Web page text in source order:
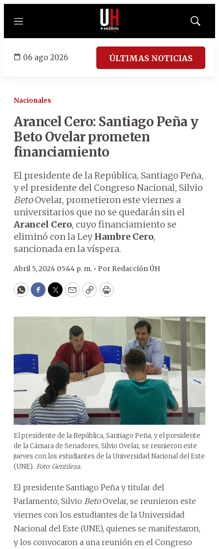
Menú
Mostrar
06 ago 2026 ÚLTIMAS NOTICIAS
Nacionales
Arancel Cero: Santiago Peña y
Beto Ovelar prometen
financiamiento
El presidente de la República, Santiago Peña,
y el presidente del Congreso Nacional, Silvio
BetoOvelar, prometieron este viernes a
universitarios que no se quedarán sin el
Arancel Cero, cuyo financiamiento se
eliminó con la LeyHambre Cero,
sancionada en la víspera.
Abril 5, 2024 05:44 p. m. • Por Redacción ÚH
WhatsApp
Facebook
Twitter
EmailCopyPrint
El presidente de la República, Santiago Peña, y el presidente
de la Cámara de Senadores, Silvio Ovelar, se reunieron este
jueves con los estudiantes de la Universidad Nacional del Este
(UNE). Foto: Gentileza.
El presidente Santiago Peña y titular del
Parlamento, Silvio BetoOvelar, se reunieron este
viernes con los estudiantes de la Universidad
Nacional del Este (UNE), quienes se manifestaron,
y los convocaron a una reunión en el Congreso